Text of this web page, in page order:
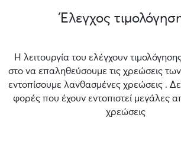
Έλεγχος
Η λειτουργία του ελέγχουν
στο να επαληθεύσουμε τις χρεώσεις
εντοπίσουμε λανθασμένες χρεώσεις . Δεν
φορές που έχουν εντοπιστεί μεγάλες
χρεώσεις